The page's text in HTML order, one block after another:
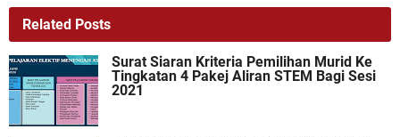
Related Posts
Surat Siaran Kriteria Pemilihan Murid Ke
Tingkatan 4 Pakej Aliran STEM Bagi Sesi
2021